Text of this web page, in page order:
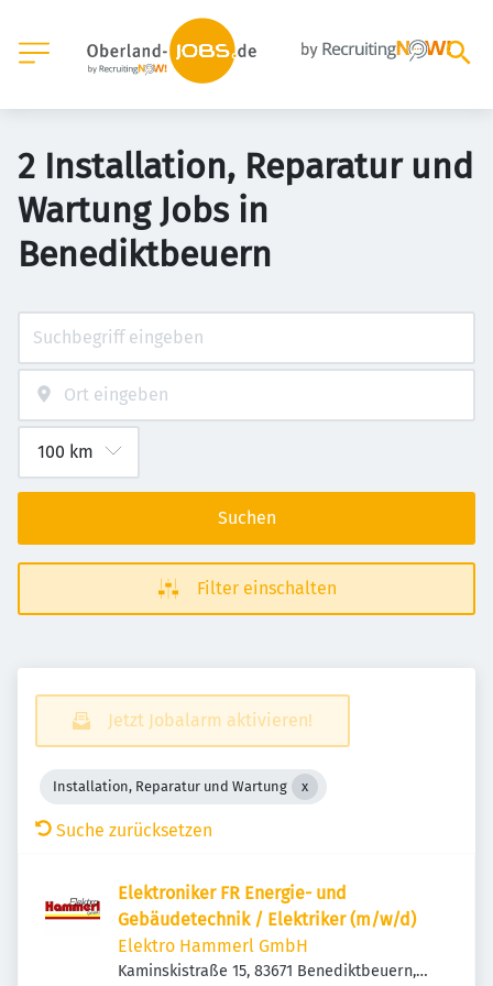
2 Installation, Reparatur und
Wartung Jobs in
Benediktbeuern
Suchen
Filter einschalten
Jetzt Jobalarm aktivieren!
Installation, Reparatur und Wartung
Suche zurücksetzen
Elektroniker FR Energie- und
Gebäudetechnik / Elektriker (m/w/d)
Elektro Hammerl GmbH
Kaminskistraße 15, 83671 Benediktbeuern,